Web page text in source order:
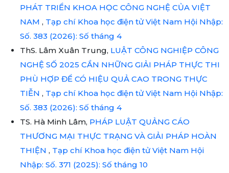
PHÁT TRIỂN KHOA HỌC CÔNG NGHỆ CỦA VIỆT
NAM , Tạp chí Khoa học điện tử Việt Nam Hội Nhập:
Số. 383 (2026): Số tháng 4
ThS. Lâm Xuân Trung, LUẬT CÔNG NGHIỆP CÔNG
NGHỆ SỐ 2025 CẦN NHỮNG GIẢI PHÁP THỰC THI
PHÙ HỢP ĐỂ CÓ HIỆU QUẢ CAO TRONG THỰC
TIỄN , Tạp chí Khoa học điện tử Việt Nam Hội Nhập:
Số. 383 (2026): Số tháng 4
TS. Hà Minh Lâm, PHÁP LUẬT QUẢNG CÁO
THƯƠNG MẠI THỰC TRẠNG VÀ GIẢI PHÁP HOÀN
THIỆN , Tạp chí Khoa học điện tử Việt Nam Hội
Nhập: Số. 371 (2025): Số tháng 10